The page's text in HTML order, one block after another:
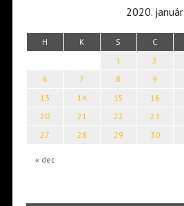
2020. január
H K S C
« dec
1 2
6
7 8 9
13
14 15 16
20
21 22 23
27
28 29 30